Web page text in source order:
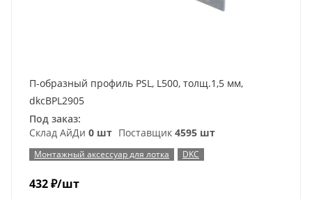
П-образный профиль PSL, L500, толщ.1,5 мм,
dkcBPL2905
Под заказ:
Склад АйДи 0 шт Поставщик 4595 шт
Монтажный аксессуар для лотка DKC
432₽/шт